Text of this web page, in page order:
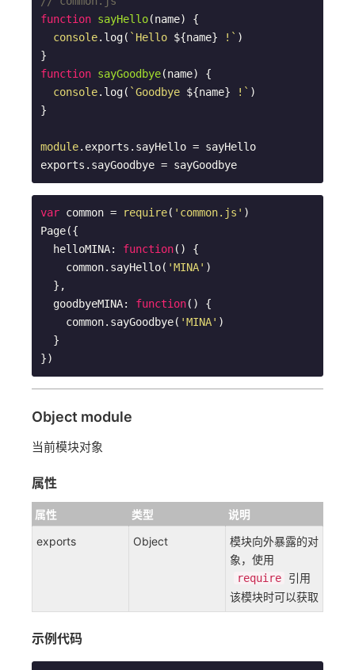
function sayHello(name) {
console.log( `Hello ${name} !` )
function sayGoodbye(name) {
console.log( `Goodbye ${name} !` )
}
module.exports.sayHello = sayHello
var common = require( 'common.js' )
Page({
  helloMINA:
function( ) {
    common.sayHello(
'MINA' )
  goodbyeMINA:
function( ) {
    common.sayGoodbye(
'MINA' )
})
Object module
当前模块对象
属性
属性 类型
说明
exports
Object
模块向外暴露的对
象，使用
require
引用
该模块时可以获取
示例代码